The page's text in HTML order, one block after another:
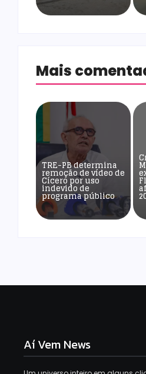
Mais
TRE-PB determina
remoção de vídeo de
Cícero por uso
indevido de
programa público
Aí Vem News